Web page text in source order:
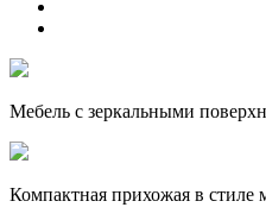
Мебель с зеркальными
Компактная прихожая в стиле